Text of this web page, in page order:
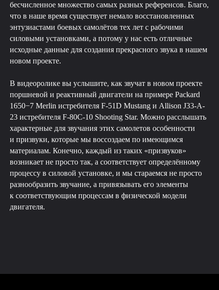
бесчисленное множество самых разных референсов. Благо,
что в наше время существует немало восстановленных
энтузиастами боевых самолётов тех лет с рабочими
силовыми установками, а потому у нас есть отличные
исходные данные для создания прекрасного звука в нашем
новом проекте.
В видеоролике вы услышите, как звучат в новом проекте
поршневой и реактивный двигатели на примере Packard
1650−7 Merlin истребителя F-51D Mustang и Allison J33-A-
23 истребителя F-80C-10 Shooting Star. Можно расслышать
характерные для звучания этих самолетов особенности
и призвуки, которые мы воссоздаем по имеющимся
материалам. Конечно, каждый из таких «призвуков»
возникает не просто так, а соответствует определённому
процессу в силовой установке, и мы стараемся не просто
разнообразить звучание, а привязывать его элементы
к соответствующим процессам в физической модели
двигателя.